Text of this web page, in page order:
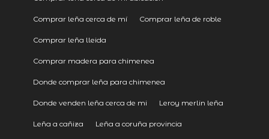
Comprar leña cerca de mí Comprar leña de roble
Comprar leña lleida
Comprar madera para chimenea
Donde comprar leña para chimenea
Donde venden leña cerca de mi Leroy merlin leña
Leña a cañiza Leña a coruña provincia